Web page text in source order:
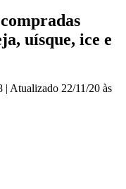
uísque, ice e
| Atualizado 22/11/20 às